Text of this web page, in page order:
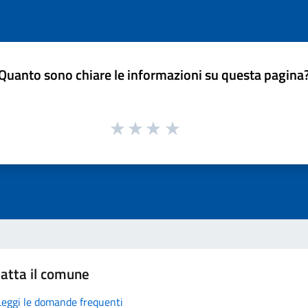
sono chiare le informazioni su questa
il comune
le domande frequenti